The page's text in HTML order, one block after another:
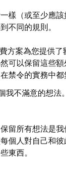
樣（或至少應該
不同的規則。
方案為您提供了
可以保留這些
禁令的實務中都
我不滿意的想法
留所有想法是
個人對自己和
東西。